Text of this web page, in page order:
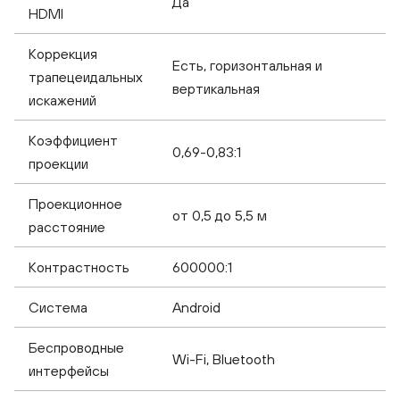
HDMI
Коррекция
трапецеидальных
искажений
Есть, горизонтальная и
вертикальная
Коэффициент
проекции
0,69-0,83:1
Проекционное
расстояние
от 0,5 до 5,5 м
Контрастность 600000:1
Система Android
Беспроводные
интерфейсы
Wi-Fi, Bluetooth